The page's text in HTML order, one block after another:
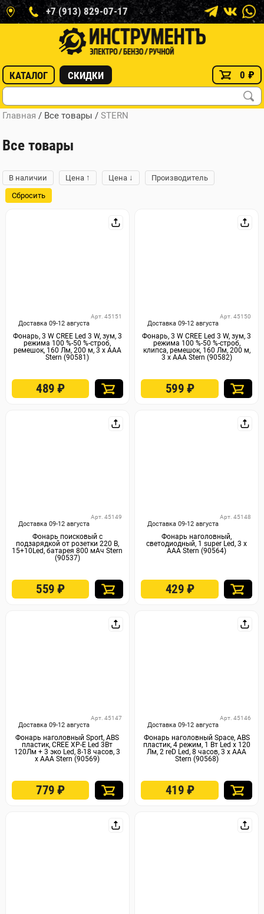
+7 (913) 829-07-17
КАТАЛОГ СКИДКИ 0 ₽
Главная / Все товары /STERN
Все товары
В наличии Цена ↑ Цена ↓
Производитель
Сбросить
Доставка 09-12 августа
Арт. 45151
Фонарь, 3 W CREE Led 3 W, зум, 3
режима 100 %-50 %-строб,
ремешок, 160 Лм, 200 м, 3 х ААА
Stern (90581)
489₽
Доставка 09-12 августа
Арт. 45150
Фонарь, 3 W CREE Led 3 W, зум, 3
режима 100 %-50 %-строб,
клипса, ремешок, 160 Лм, 200 м,
3 х ААА Stern (90582)
599 ₽
Доставка 09-12 августа
Арт. 45149
Фонарь поисковый с
подзарядкой от розетки 220 В,
15+10Led, батарея 800 мАч Stern
(90537)
559₽
Доставка 09-12 августа
Арт. 45148
Фонарь наголовный,
светодиодный, 1 super Led, 3 х
ААА Stern (90564)
429 ₽
Доставка 09-12 августа
Арт. 45147
Фонарь наголовный Sport, ABS
пластик, CREE XP-E Led 3Вт
120Лм + 3 эко Led, 8-18 часов, 3
х ААА Stern (90569)
779₽
Доставка 09-12 августа
Арт. 45146
Фонарь наголовный Space, ABS
пластик, 4 режим, 1 Вт Led х 120
Лм, 2 reD Led, 8 часов, 3 х ААА
Stern (90568)
419 ₽